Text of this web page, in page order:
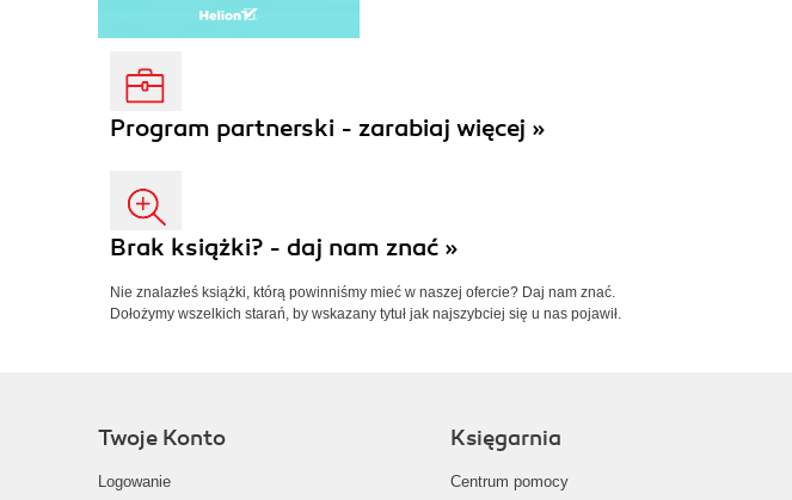
Program partnerski - zarabiaj więcej »
Brak książki? - daj nam znać »
Nie znalazłeś książki, którą powinniśmy mieć w naszej ofercie? Daj nam znać.
Dołożymy wszelkich starań, by wskazany tytuł jak najszybciej się u nas pojawił.
Twoje Konto
Logowanie
Księgarnia
Centrum pomocy